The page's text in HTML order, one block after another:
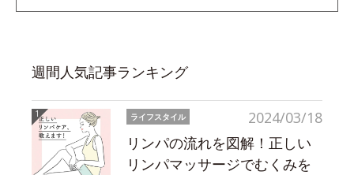
週間人気記事ランキング
2024/03/18
ライフスタイル
リンパの流れを図解！正しい
リンパマッサージでむくみを